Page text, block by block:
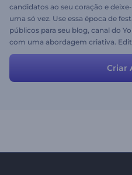
candidatos ao seu coração e
uma só vez. Use essa época de
públicos para seu blog, canal do
com uma abordagem criativa.
melhor e envie sua versão em
Criar